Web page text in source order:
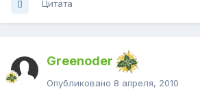
Цитата
Greenoder
Опубликовано 8 апреля, 2010